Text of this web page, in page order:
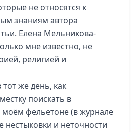
не относятся к
знаниям автора
Елена Мельникова-
мне известно, не
религией и
же день, как
поискать в
фельетоне (в журнале
нестыковки и неточности